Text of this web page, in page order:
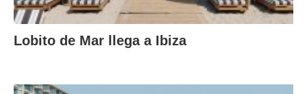
Lobito de Mar llega a Ibiza